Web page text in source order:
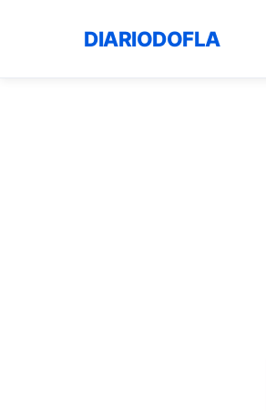
DIARIODOFLA